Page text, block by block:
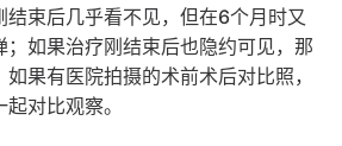
结束后几乎看不见，但在6个月时又
；如果治疗刚结束后也隐约可见，那
果有医院拍摄的术前术后对比照，
对比观察。